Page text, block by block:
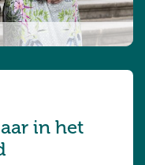
in het